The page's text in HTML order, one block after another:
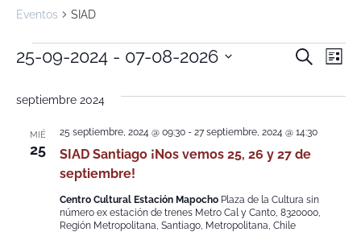
Eventos SIAD
de
y
de
Buscar
Lista
25-09-2024 - 07-08-2026
fecha.
septiembre 2024
MIÉ
25
SIAD Santiago ¡Nos vemos 25, 26 y 27 de
septiembre!
25 septiembre, 2024 @ 09:30- 27 septiembre, 2024 @ 14:30
Centro Cultural Estación Mapocho Plaza de la Cultura sin
número ex estación de trenes Metro Cal y Canto, 8320000,
Región Metropolitana, Santiago, Metropolitana, Chile